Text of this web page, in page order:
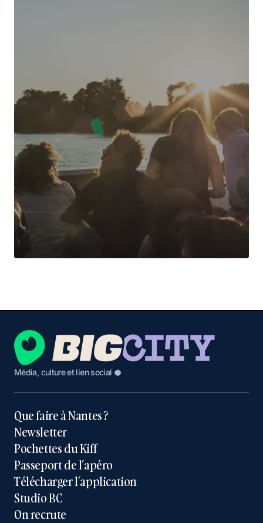
Média, culture et lien social 🥥
Que faire à Nantes ?
Newsletter
Pochettes du Kiff
Passeport de l’apéro
Télécharger l’application
Studio BC
On recrute